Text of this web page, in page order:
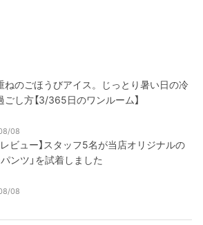
ねのごほうびアイス。じっとり暑い日の冷
ごし方【3/365日のワンルーム】
08
レビュー】スタッフ5名が当店オリジナルの
パンツ」を試着しました
08